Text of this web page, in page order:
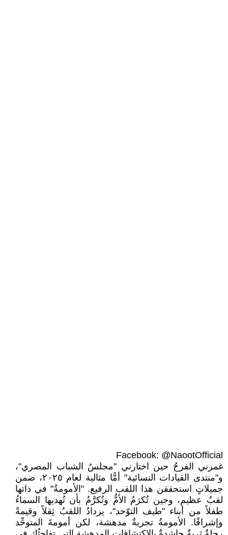
Facebook: @NaootOfficial
غمرني الفرحُ حين اختارني "مجلسُ الشباب المصري"،
و"منتدى القيادات النسائية" أمًّا مثالية لعام ٢٠٢٥، ضمن
جميلاتٍ استحققن هذا اللقب الرفيع. "الأمومةُ" في ذاتها
لقبٌ عظيم، وحين تُكرَمُ الأمُّ وتُكرَّمُ بأن تُهديها السماءُ
طفلاً من أبناء "طيف التوّحد"، يزدادُ اللقبُ ثِقلاً وقيمةً
وإشراقًا. الأمومةُ تجربةٌ مدهشة، لكن أمومةَ المتوحِّد